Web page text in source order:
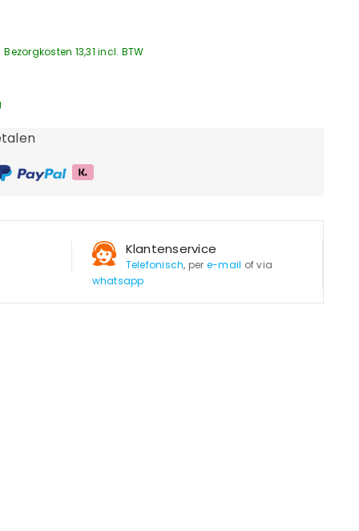
Bezorgkosten 13,31 incl. BTW
Klantenservice
Telefonisch, per e-mail of via
whatsapp